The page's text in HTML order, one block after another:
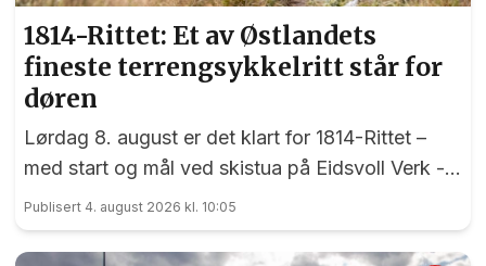
1814-Rittet: Et av Østlandets
fineste terrengsykkelritt står for
døren
Lørdag 8. august er det klart for 1814-Rittet –
med start og mål ved skistua på Eidsvoll Verk -
et ritt som har sine røtter tilbake til 1998.
Publisert 4. august 2026 kl. 10:05